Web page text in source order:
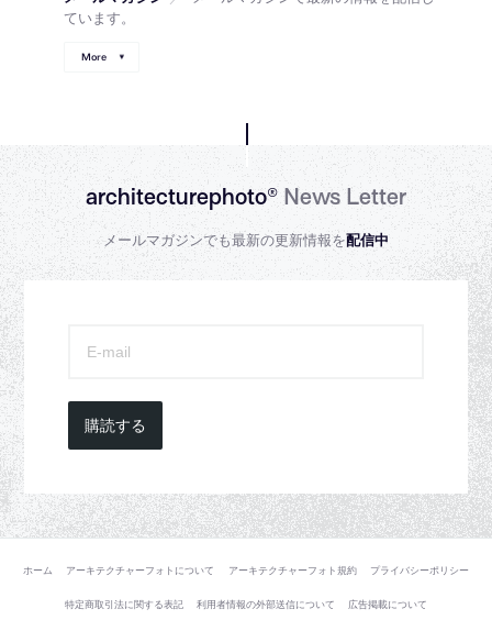
ています。
More
architecturephoto®News Letter
メールマガジンでも最新の更新情報を配信中
購読する
ホーム アーキテクチャーフォトについて アーキテクチャーフォト規約 プライバシーポリシー
特定商取引法に関する表記 利用者情報の外部送信について 広告掲載について